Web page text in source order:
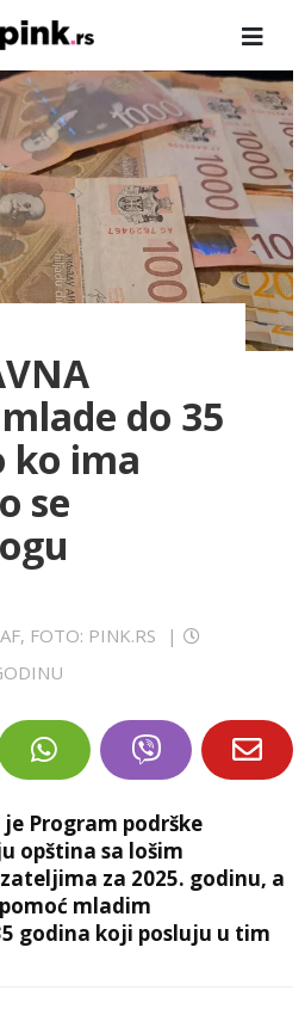
do 35
ko ima
se
FOTO: PINK.RS
|
Program podrške
opština sa lošim
za 2025. godinu, a
mladim
godina koji posluju u tim